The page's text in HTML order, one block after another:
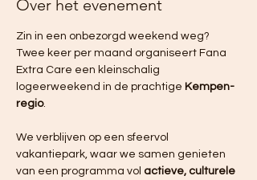
Over het evenement
Zin in een onbezorgd weekend weg?
Twee keer per maand organiseert Fana
Extra Care een kleinschalig
logeerweekend in de prachtige Kempen-
regio.
We verblijven op een sfeervol
vakantiepark, waar we samen genieten
van een programma vol actieve, culturele